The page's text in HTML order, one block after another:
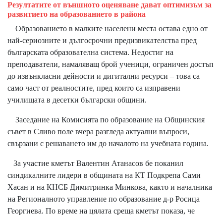
Резултатите от външното оценяване дават оптимизъм за
развитието на образованието в района
Образованието в малките населени места остава едно от
най-сериозните и дългосрочни предизвикателства пред
българската образователна система. Недостиг на
преподаватели, намаляващ брой ученици, ограничен достъп
до извънкласни дейности и дигитални ресурси – това са
само част от реалностите, пред които са изправени
училищата в десетки български общини.
Заседание на Комисията по образование на Общинския
съвет в Сливо поле вчера разгледа актуални въпроси,
свързани с решаването им до началото на учебната година.
За участие кметът Валентин Атанасов бе поканил
синдикалните лидери в общината на КТ Подкрепа Сами
Хасан и на КНСБ Димитринка Минкова, както и началника
на Регионалното управление по образование д-р Росица
Георгиева. По време на цялата среща кметът показа, че